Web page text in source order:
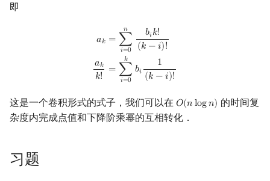
即
𝑎𝑘 =
𝑛
∑
𝑖=0
𝑏𝑖𝑘!
(𝑘 −𝑖)!
𝑎𝑘
𝑘! =
𝑘
∑
𝑖=0
𝑏𝑖
1
(𝑘 −𝑖)!
k−i)! k!=∑
这是一个卷积形式的式子，我们可以在 𝑂(𝑛log𝑛)
O(nlogn)
的时间复
杂度内完成点值和下降阶乘幂的互相转化．
习题